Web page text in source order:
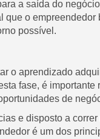
a saída do
que o
possível.
o aprendizado
fase, é importante
de
e disposto a
é um dos